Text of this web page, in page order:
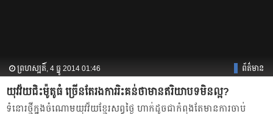
ព្រហស្បតិ៍, 4 ធ្នូ 2014 01:46 ព័ត៌មាន
យុវវ័យ​ជិះ​ម៉ូតូ​ធំ​​ ច្រើន​តែ​រង​ការ​រិះ​គន់​​ថា​មាន​ឥរិយា​បទ​​មិន​ល្អ?
ទំនោរ​ថ្មី​ក្នុង​ចំណោម​យុវវ័យ​ខ្មែរ​សព្វ​ថ្ងៃ​ ហាក់​ដូច​ជា​កំពុង​តែ​មាន​​ការ​ចាប់​